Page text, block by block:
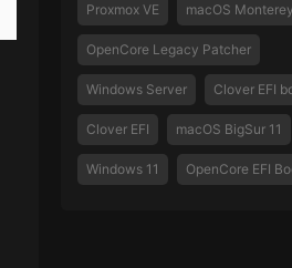
Proxmox VE macOS
OpenCore Legacy Patcher
Windows Server Clover EFI
Clover EFI macOS BigSur 11
Windows 11 OpenCore EFI